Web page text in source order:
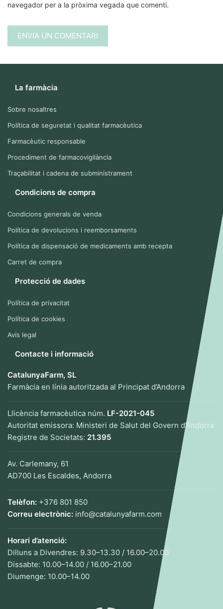
navegador per a la pròxima vegada que comenti.
La farmàcia
Sobre nosaltres
Política de seguretat i qualitat farmacèutica
Farmacèutic responsable
Procediment de farmacovigilància
Traçabilitat i cadena de subministrament
Condicions de compra
Condicions generals de venda
Política de devolucions i reemborsaments
Política de dispensació de medicaments amb recepta
Carret de compra
Protecció de dades
Política de privacitat
Política de cookies
Avís legal
Contacte i informació
CatalunyaFarm, SL
Farmàcia en línia autoritzada al Principat d’Andorra
Llicència farmacèutica núm. LF-2021-045
Autoritat emissora: Ministeri de Salut del Govern d’Andorra
Registre de Societats: 21.395
Av. Carlemany, 61
AD700 Les Escaldes, Andorra
Telèfon: +376 801 850
Correu electrònic: info@catalunyafarm.com
Horari d’atenció:
Dilluns a Divendres: 9.30–13.30 / 16.00–20.00
Dissabte: 10.00–14.00 / 16.00–21.00
Diumenge: 10.00–14.00